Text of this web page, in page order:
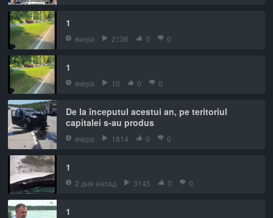
1
вчера 2136 0 0
1
вчера 10 0 0
De la începutul acestui an, pe teritoriul
capitalei s-au produs
вчера 1814 0 0
1
2 дня назад 3145 0 0
1